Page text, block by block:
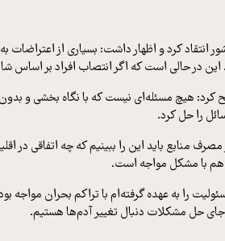
انتقاد کرد و اظهار داشت: بسیاری از
در حالی است که اگر انتصاب افراد بر
هیچ مسئله‌ای نیست که با نگاه بخشی و
را حل کرد.
هم با مشکل مواجه است.
را به عهده گرفته‌ام با تراکم بحران
حل مشکلات دنبال تغییر آدم‌ها هستیم.